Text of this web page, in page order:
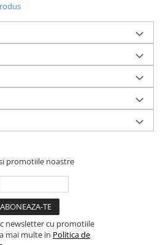
promotiile noastre
newsletter cu promotiile
mai multe in Politica de